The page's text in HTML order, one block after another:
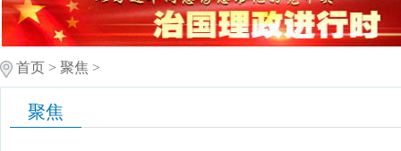
首页 > 聚焦 >
聚焦